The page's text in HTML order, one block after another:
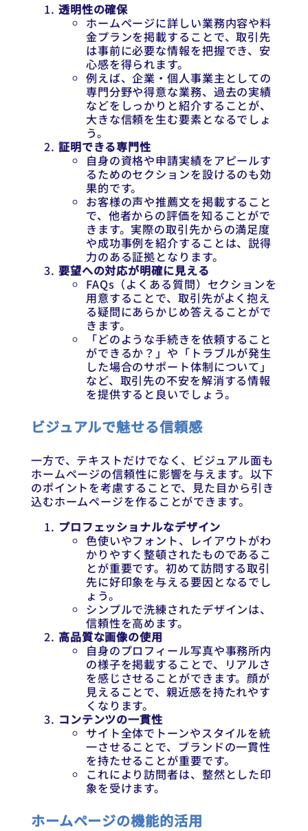
透明性の確保
ホームページに詳しい業務内容や料
金プランを掲載することで、取引先
は事前に必要な情報を把握でき、安
心感を得られます。
例えば、企業・個人事業主としての
専門分野や得意な業務、過去の実績
などをしっかりと紹介することが、
大きな信頼を生む要素となるでしょ
う。
証明できる専門性
自身の資格や申請実績をアピールす
るためのセクションを設けるのも効
果的です。
お客様の声や推薦文を掲載すること
で、他者からの評価を知ることがで
きます。実際の取引先からの満足度
や成功事例を紹介することは、説得
力のある証拠となります。
要望への対応が明確に見える
FAQs（よくある質問）セクションを
用意することで、取引先がよく抱え
る疑問にあらかじめ答えることがで
きます。
「どのような手続きを依頼すること
ができるか？」や「トラブルが発生
した場合のサポート体制について」
など、取引先の不安を解消する情報
を提供すると良いでしょう。
ビジュアルで魅せる信頼感
一方で、テキストだけでなく、ビジュアル面も
ホームページの信頼性に影響を与えます。以下
のポイントを考慮することで、見た目から引き
込むホームページを作ることができます。
プロフェッショナルなデザイン
色使いやフォント、レイアウトがわ
かりやすく整頓されたものであるこ
とが重要です。初めて訪問する取引
先に好印象を与える要因となるでし
ょう。
シンプルで洗練されたデザインは、
信頼性を高めます。
高品質な画像の使用
自身のプロフィール写真や事務所内
の様子を掲載することで、リアルさ
を感じさせることができます。顔が
見えることで、親近感を持たれやす
くなります。
コンテンツの一貫性
サイト全体でトーンやスタイルを統
一させることで、ブランドの一貫性
を持たせることが重要です。
これにより訪問者は、整然とした印
象を受けます。
ホームページの機能的活用